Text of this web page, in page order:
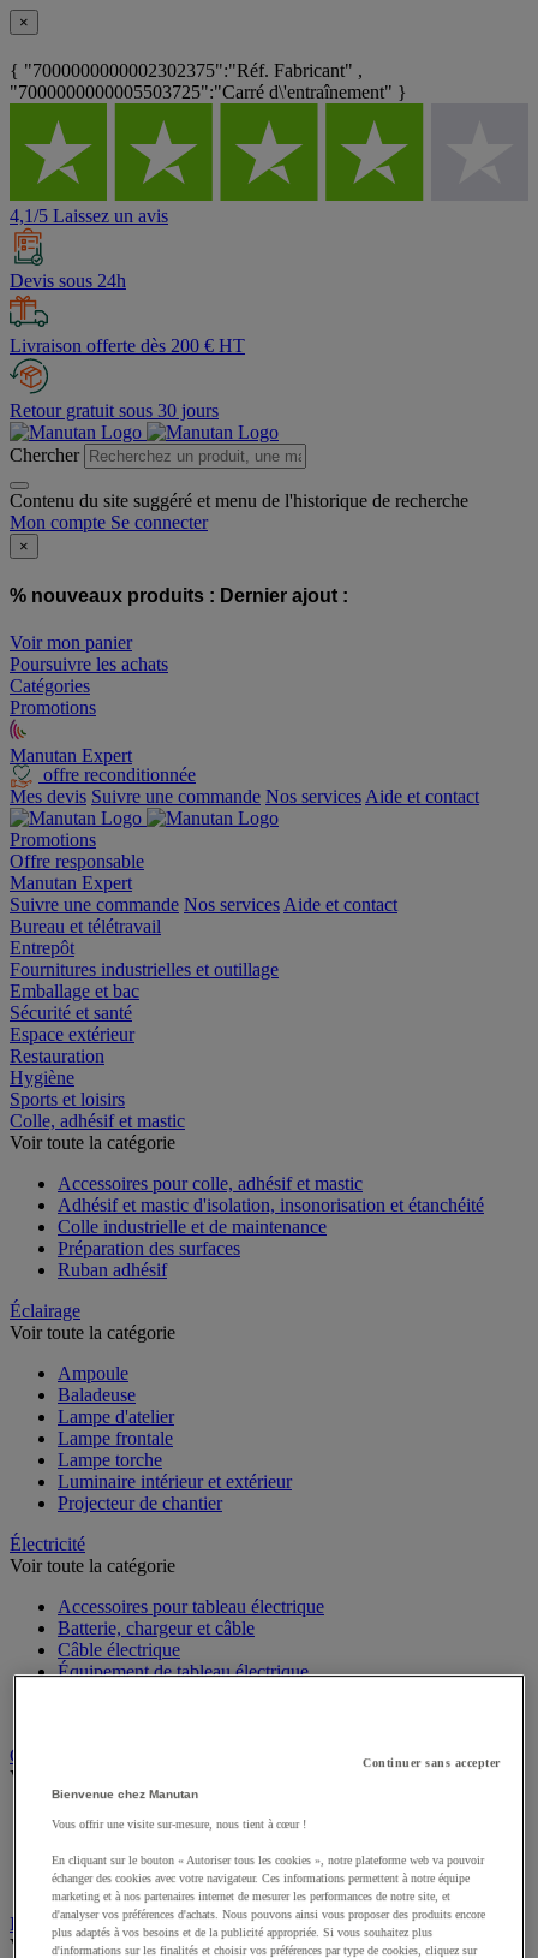
×
{ "7000000000002302375":"Réf. Fabricant" ,
"7000000000005503725":"Carré d\'entraînement" }
4,1/5 Laissez un avis
Devis sous 24h
Livraison offerte dès 200 € HT
Retour gratuit sous 30 jours
Chercher
Contenu du site suggéré et menu de l'historique de recherche
Mon compte Se connecter
×
% nouveaux produits : Dernier ajout :
Voir mon panier
Poursuivre les achats
Catégories
Promotions
Manutan Expert
offre reconditionnée
Mes devis Suivre une commande Nos services Aide et contact
Promotions
Offre responsable
Manutan Expert
Suivre une commande Nos services Aide et contact
Bureau et télétravail
Entrepôt
Fournitures industrielles et outillage
Emballage et bac
Sécurité et santé
Espace extérieur
Restauration
Hygiène
Sports et loisirs
Colle, adhésif et mastic
Voir toute la catégorie
Accessoires pour colle, adhésif et mastic
Adhésif et mastic d'isolation, insonorisation et étanchéité
Colle industrielle et de maintenance
Préparation des surfaces
Ruban adhésif
Éclairage
Voir toute la catégorie
Ampoule
Baladeuse
Lampe d'atelier
Lampe frontale
Lampe torche
Luminaire intérieur et extérieur
Projecteur de chantier
Électricité
Voir toute la catégorie
Accessoires pour tableau électrique
Batterie, chargeur et câble
Câble électrique
Équipement de tableau électrique
Graissage et lubrifiant
Voir toute la catégorie
Anti-adhérent
Lubrifiant et dégrippant
Outils de graissage
Instrument de mesure
Voir toute la catégorie
Continuer sans accepter
Bienvenue chez Manutan
Vous offrir une visite sur-mesure, nous tient à cœur !
En cliquant sur le bouton « Autoriser tous les cookies », notre plateforme web va pouvoir
échanger des cookies avec votre navigateur. Ces informations permettent à notre équipe
marketing et à nos partenaires internet de mesurer les performances de notre site, et
d'analyser vos préférences d'achats. Nous pouvons ainsi vous proposer des produits encore
plus adaptés à vos besoins et de la publicité appropriée. Si vous souhaitez plus
d'informations sur les finalités et choisir vos préférences par type de cookies, cliquez sur